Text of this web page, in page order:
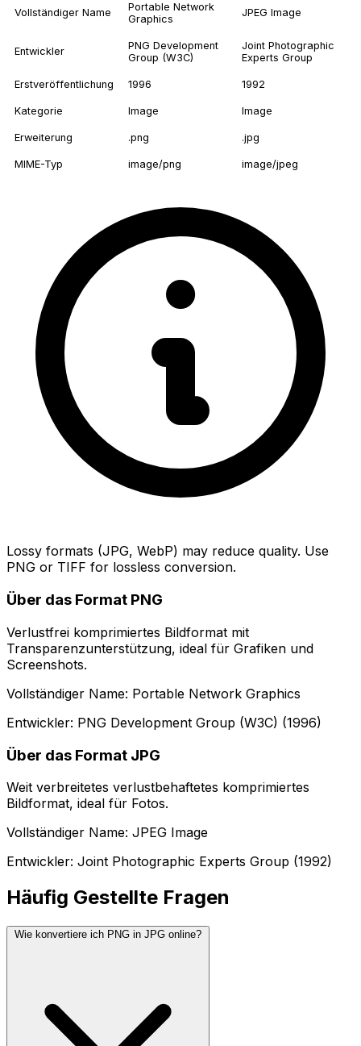
Vollständiger Name
Portable Network
Graphics
JPEG Image
Entwickler
PNG Development
Group (W3C)
Joint Photographic
Experts Group
Erstveröffentlichung 1996 1992
Kategorie Image Image
Erweiterung .png .jpg
MIME-Typ image/png image/jpeg
Lossy formats (JPG, WebP) may reduce quality. Use
PNG or TIFF for lossless conversion.
Über das Format PNG
Verlustfrei komprimiertes Bildformat mit
Transparenzunterstützung, ideal für Grafiken und
Screenshots.
Vollständiger Name: Portable Network Graphics
Entwickler: PNG Development Group (W3C) (1996)
Über das Format JPG
Weit verbreitetes verlustbehaftetes komprimiertes
Bildformat, ideal für Fotos.
Vollständiger Name: JPEG Image
Entwickler: Joint Photographic Experts Group (1992)
Häufig Gestellte Fragen
Wie konvertiere ich PNG in JPG online?